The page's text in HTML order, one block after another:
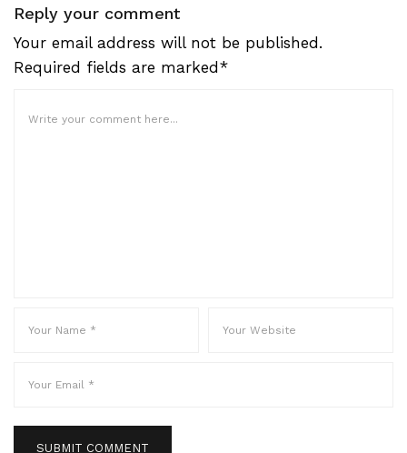
Reply your comment
Your email address will not be published.
Required fields are marked*